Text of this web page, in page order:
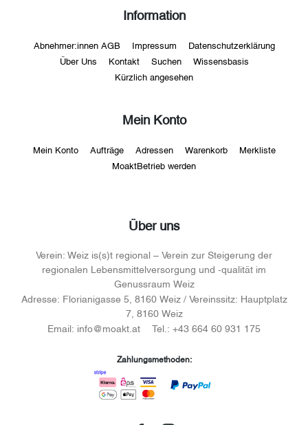
Information
Abnehmer:innen AGB Impressum Datenschutzerklärung
Über Uns Kontakt Suchen Wissensbasis
Kürzlich angesehen
Mein Konto
Mein Konto Aufträge Adressen Warenkorb Merkliste
MoaktBetrieb werden
Über uns
Verein: Weiz is(s)t regional – Verein zur Steigerung der
regionalen Lebensmittelversorgung und -qualität im
Genussraum Weiz
Adresse: Florianigasse 5, 8160 Weiz / Vereinssitz: Hauptplatz
7, 8160 Weiz
Email: info@moakt.at Tel.: +43 664 60 931 175
Zahlungsmethoden: